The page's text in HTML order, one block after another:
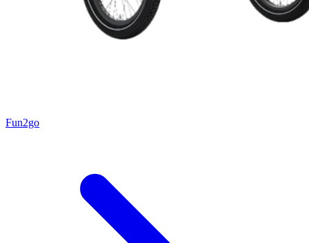
Fun2go